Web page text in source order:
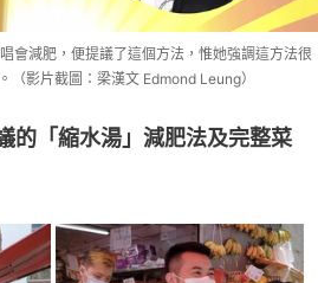
會減肥，便提議了這個方法，惟她強調這方法很
（影片截圖：梁漢文 Edmond Leung）
的「縮水湯」減肥法及完整菜